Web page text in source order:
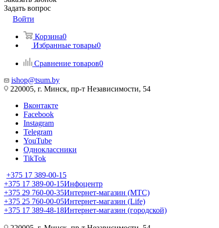
Задать вопрос
Войти
Корзина0
Избранные товары0
Сравнение товаров0
ishop@tsum.by
220005, г. Минск, пр-т Независимости, 54
Вконтакте
Facebook
Instagram
Telegram
YouTube
Одноклассники
TikTok
+375 17 389-00-15
+375 17 389-00-15Инфоцентр
+375 29 760-00-35Интернет-магазин (МТС)
+375 25 760-00-05Интернет-магазин (Life)
+375 17 389-48-18Интернет-магазин (городской)